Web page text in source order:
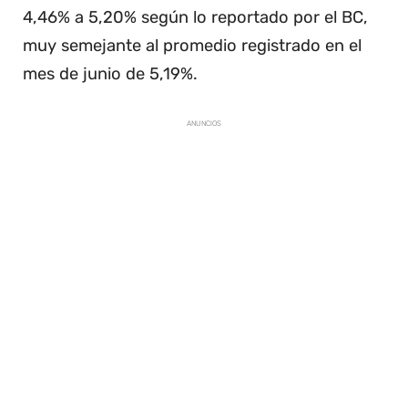
4,46% a 5,20% según lo reportado por el BC,
muy semejante al promedio registrado en el
mes de junio de 5,19%.
ANUNCIOS